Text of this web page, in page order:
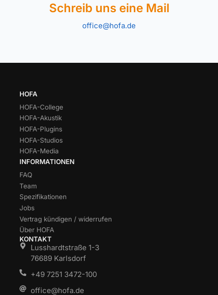
Schreib uns eine Mail
office@hofa.de
HOFA
HOFA-College
HOFA-Akustik
HOFA-Plugins
HOFA-Studios
HOFA-Media
INFORMATIONEN
FAQ
Team
Spezifikationen
Jobs
Vertrag kündigen / widerrufen
Über HOFA
KONTAKT
Lusshardtstraße 1-3
76689 Karlsdorf
+49 7251 3472-100
office@hofa.de